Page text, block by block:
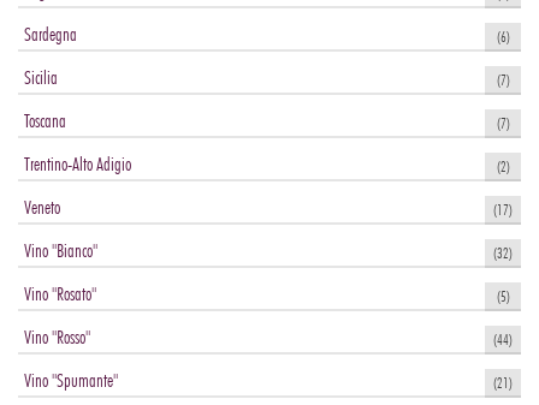
Sardegna (6)
Sicilia (7)
Toscana (7)
Trentino-Alto Adigio (2)
Veneto (17)
Vino "Bianco" (32)
Vino "Rosato" (5)
Vino "Rosso" (44)
Vino "Spumante" (21)